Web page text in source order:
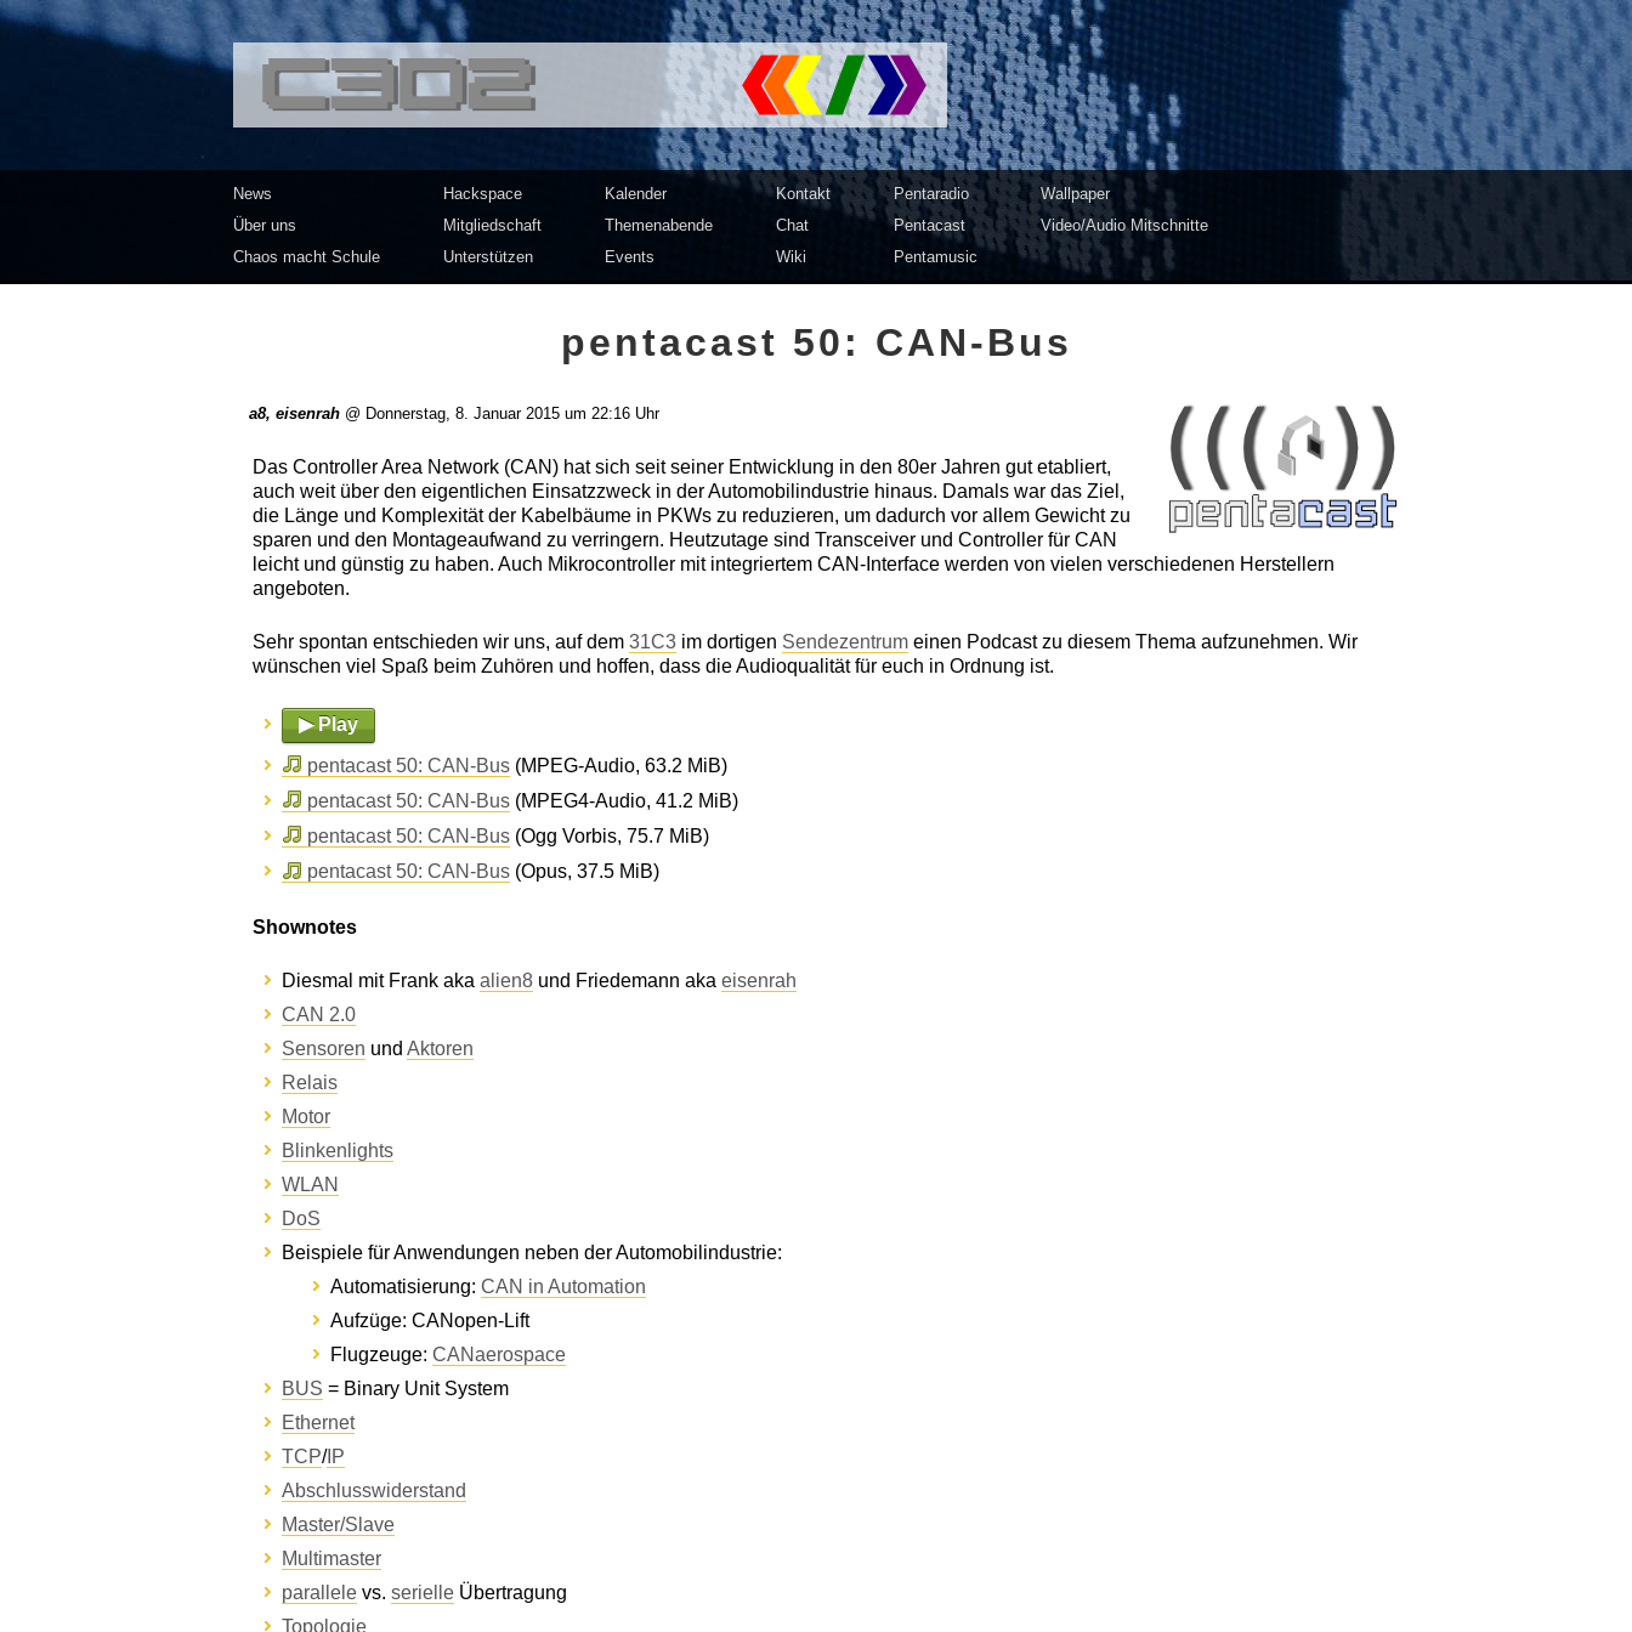
<<</>> Chaos Computer Club Dresden | c3d2
News
Über uns
Chaos macht Schule
Hackspace
Mitgliedschaft
Unterstützen
Kalender
Themenabende
Events
Kontakt
Chat
Wiki
Pentaradio
Pentacast
Pentamusic
Wallpaper
Video/Audio Mitschnitte
pentacast 50: CAN-Bus
a8, eisenrah @ Donnerstag, 8. Januar 2015 um 22:16 Uhr
Das Controller Area Network (CAN) hat sich seit seiner Entwicklung in den 80er Jahren gut etabliert,
auch weit über den eigentlichen Einsatzzweck in der Automobilindustrie hinaus. Damals war das Ziel,
die Länge und Komplexität der Kabelbäume in PKWs zu reduzieren, um dadurch vor allem Gewicht zu
sparen und den Montageaufwand zu verringern. Heutzutage sind Transceiver und Controller für CAN
leicht und günstig zu haben. Auch Mikrocontroller mit integriertem CAN-Interface werden von vielen verschiedenen Herstellern
angeboten.
Sehr spontan entschieden wir uns, auf dem 31C3 im dortigen Sendezentrum einen Podcast zu diesem Thema aufzunehmen. Wir
wünschen viel Spaß beim Zuhören und hoffen, dass die Audioqualität für euch in Ordnung ist.
▶ Play
pentacast 50: CAN-Bus(MPEG-Audio, 63.2 MiB)
pentacast 50: CAN-Bus(MPEG4-Audio, 41.2 MiB)
pentacast 50: CAN-Bus(Ogg Vorbis, 75.7 MiB)
pentacast 50: CAN-Bus(Opus, 37.5 MiB)
Shownotes
Diesmal mit Frank aka alien8 und Friedemann aka eisenrah
CAN 2.0
Sensoren und Aktoren
Relais
Motor
Blinkenlights
WLAN
DoS
Beispiele für Anwendungen neben der Automobilindustrie:
Automatisierung: CAN in Automation
Aufzüge: CANopen-Lift
Flugzeuge: CANaerospace
BUS = Binary Unit System
Ethernet
TCP/IP
Abschlusswiderstand
Master/Slave
Multimaster
parallele vs. serielle Übertragung
Topologie